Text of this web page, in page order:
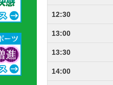
12:30
13:00
13:30
14:00